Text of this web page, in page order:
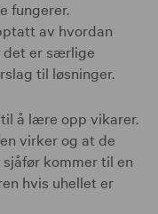
fungerer.
av hvordan
det er særlige
til løsninger.
å lære opp vikarer.
virker og at de
kommer til en
hvis uhellet er